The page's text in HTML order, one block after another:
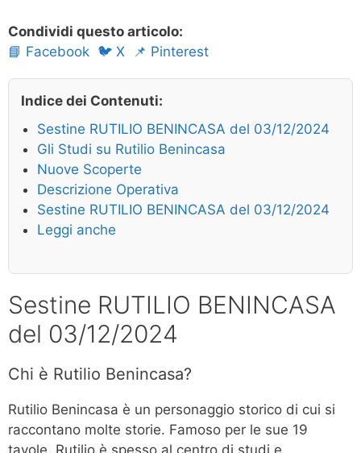
Condividi questo articolo:
📘 Facebook 🐦 X 📌 Pinterest
Indice dei Contenuti:
Sestine RUTILIO BENINCASA del 03/12/2024
Gli Studi su Rutilio Benincasa
Nuove Scoperte
Descrizione Operativa
Sestine RUTILIO BENINCASA del 03/12/2024
Leggi anche
Sestine RUTILIO BENINCASA
del 03/12/2024
Chi è Rutilio Benincasa?
Rutilio Benincasa è un personaggio storico di cui si
raccontano molte storie. Famoso per le sue 19
tavole, Rutilio è spesso al centro di studi e